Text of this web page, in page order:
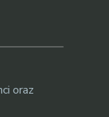
oraz